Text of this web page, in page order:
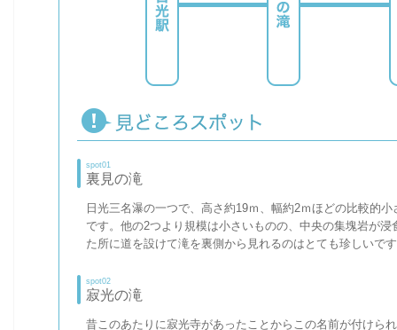
spot01
裏見の滝
日光三名瀑の一つで、高さ約19ｍ、幅約2ｍほどの比較的小
です。他の2つより規模は小さいものの、中央の集塊岩が浸
た所に道を設けて滝を裏側から見れるのはとても珍しいで
spot02
寂光の滝
昔このあたりに寂光寺があったことからこの名前が付けら